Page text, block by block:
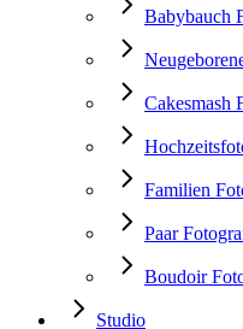
Babybauch
Cakesmash
Familien
Paar
Boudoir
Studio